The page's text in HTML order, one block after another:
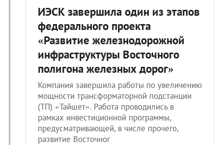
ИЭСК завершила один из этапов
федерального проекта
«Развитие железнодорожной
инфраструктуры Восточного
полигона железных дорог»
Компания завершила работы по увеличению
мощности трансформаторной подстанции
(ТП) «Тайшет». Работа проводились в
рамках инвестиционной программы,
предусматривающей, в числе прочего,
развитие Восточног